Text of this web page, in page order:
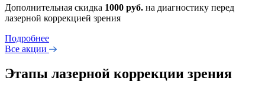
Дополнительная скидка 1000 руб. на диагностику перед
лазерной коррекцией зрения
Подробнее
Все акции
Этапы лазерной коррекции зрения